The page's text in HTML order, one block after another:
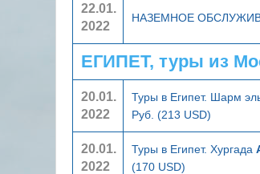
22.01.
2022
НАЗЕМНОЕ
ЕГИПЕТ, туры из
20.01.
2022
Туры в Египет. Шарм
Руб. (213 USD)
20.01.
2022
Туры в Египет. Хургада
(170 USD)